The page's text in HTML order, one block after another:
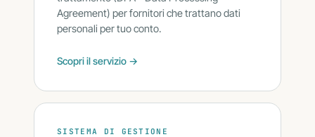
Agreement) per fornitori che trattano dati
personali per tuo conto.
Scopri il servizio →
SISTEMA DI GESTIONE